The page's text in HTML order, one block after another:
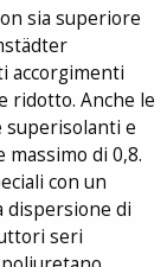
sia superiore
accorgimenti
ridotto. Anche le
superisolanti e
di 0,8.
con un
dispersione di
seri